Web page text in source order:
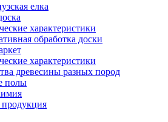
елка
характеристики
обработка доски
характеристики
древесины разных пород
полы